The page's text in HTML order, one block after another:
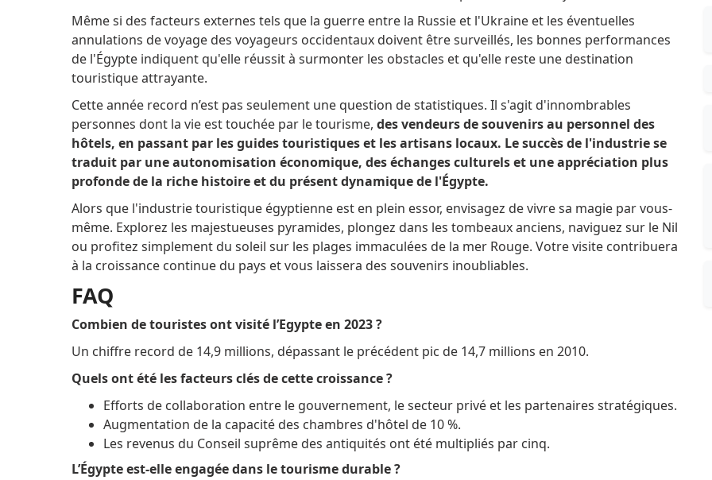
Même si des facteurs externes tels que la guerre entre la Russie et l'Ukraine et les éventuelles
annulations de voyage des voyageurs occidentaux doivent être surveillés, les bonnes performances
de l'Égypte indiquent qu'elle réussit à surmonter les obstacles et qu'elle reste une destination
touristique attrayante.
Cette année record n’est pas seulement une question de statistiques. Il s'agit d'innombrables
personnes dont la vie est touchée par le tourisme, des vendeurs de souvenirs au personnel des
hôtels, en passant par les guides touristiques et les artisans locaux. Le succès de l'industrie se
traduit par une autonomisation économique, des échanges culturels et une appréciation plus
profonde de la riche histoire et du présent dynamique de l'Égypte.
Alors que l'industrie touristique égyptienne est en plein essor, envisagez de vivre sa magie par vous-
même. Explorez les majestueuses pyramides, plongez dans les tombeaux anciens, naviguez sur le Nil
ou profitez simplement du soleil sur les plages immaculées de la mer Rouge. Votre visite contribuera
à la croissance continue du pays et vous laissera des souvenirs inoubliables.
FAQ
Combien de touristes ont visité l’Egypte en 2023 ?
Un chiffre record de 14,9 millions, dépassant le précédent pic de 14,7 millions en 2010.
Quels ont été les facteurs clés de cette croissance ?
Efforts de collaboration entre le gouvernement, le secteur privé et les partenaires stratégiques.
Augmentation de la capacité des chambres d'hôtel de 10 %.
Les revenus du Conseil suprême des antiquités ont été multipliés par cinq.
L’Égypte est-elle engagée dans le tourisme durable ?